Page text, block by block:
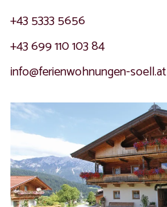
+43 5333 5656
+43 699 110 103 84
info@ferienwohnungen-soell.at